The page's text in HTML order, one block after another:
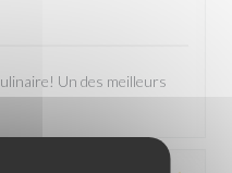
Un des meilleurs